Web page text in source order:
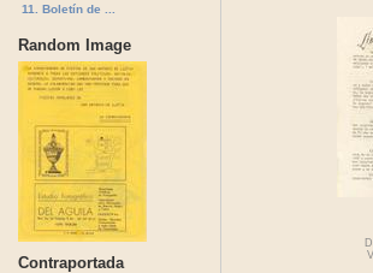
11. Boletín de ...
Random Image
Contraportada